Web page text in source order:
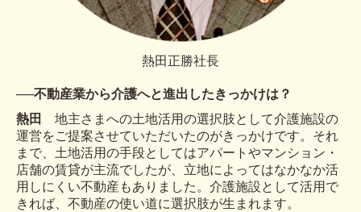
熱田正勝社長
──不動産業から介護へと進出したきっかけは？
熱田
地主さまへの土地活用の選択肢として介護施設の
運営をご提案させていただいたのがきっかけです。それ
まで、土地活用の手段としてはアパートやマンション・
店舗の賃貸が主流でしたが、立地によってはなかなか活
用しにくい不動産もありました。介護施設として活用で
きれば、不動産の使い道に選択肢が生まれます。